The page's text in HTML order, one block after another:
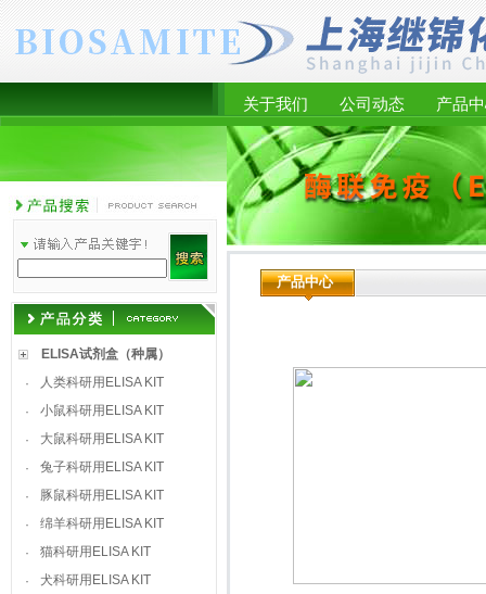
关于我们 公司动态 产品
ELISA试剂盒（种属）
·
人类科研用ELISA KIT
·
小鼠科研用ELISA KIT
·
大鼠科研用ELISA KIT
·
兔子科研用ELISA KIT
·
豚鼠科研用ELISA KIT
·
绵羊科研用ELISA KIT
·
猫科研用ELISA KIT
·
犬科研用ELISA KIT
产品中心